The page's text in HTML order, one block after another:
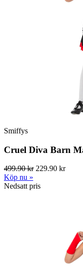
Smiffys
Cruel Diva Barn
499.90 kr229.90 kr
Köp nu »
Nedsatt pris